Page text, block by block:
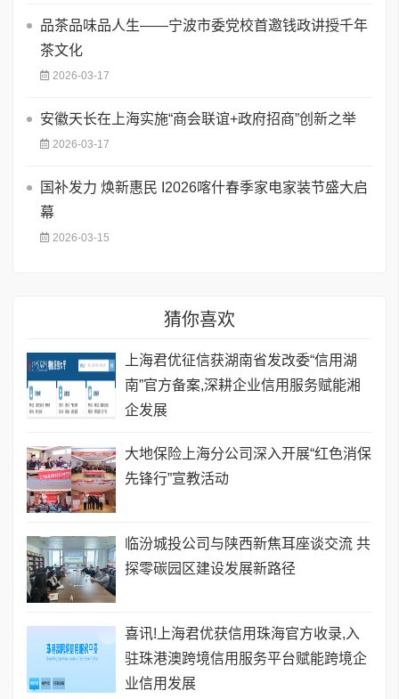
品茶品味品人生——宁波市委党校首邀钱政讲授千年
茶文化
2026-03-17
安徽天长在上海实施“商会联谊+政府招商”创新之举
2026-03-17
国补发力 焕新惠民 I2026喀什春季家电家装节盛大启
幕
2026-03-15
猜你喜欢
上海君优征信获湖南省发改委“信用湖
南”官方备案,深耕企业信用服务赋能湘
企发展
大地保险上海分公司深入开展“红色消保
先锋行”宣教活动
临汾城投公司与陕西新焦耳座谈交流 共
探零碳园区建设发展新路径
喜讯!上海君优获信用珠海官方收录,入
驻珠港澳跨境信用服务平台赋能跨境企
业信用发展